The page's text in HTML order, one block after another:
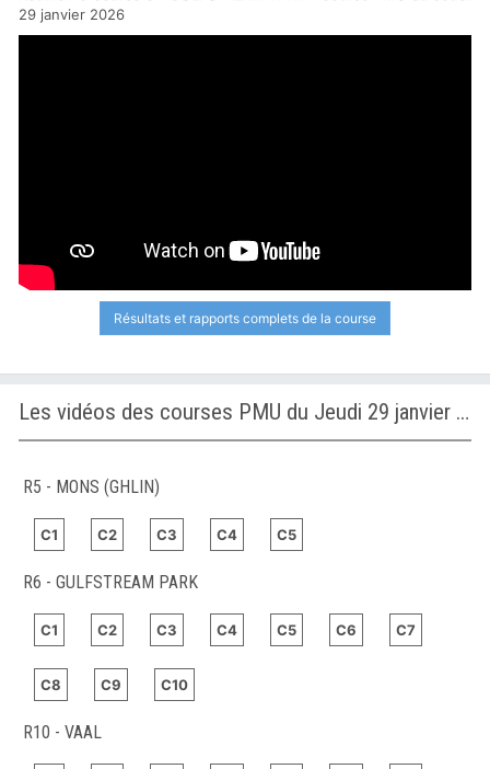
29 janvier 2026
Résultats et rapports complets de la course
Les vidéos des courses PMU du Jeudi 29 janvier 2026
R5 - MONS (GHLIN)
C1 C2 C3 C4 C5
R6 - GULFSTREAM PARK
C1 C2 C3 C4 C5 C6 C7
C8 C9 C10
R10 - VAAL